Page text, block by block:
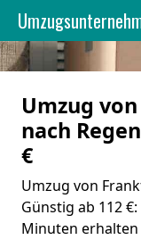
Umzug
nach
€
Umzug von
Günstig ab 112
Minuten